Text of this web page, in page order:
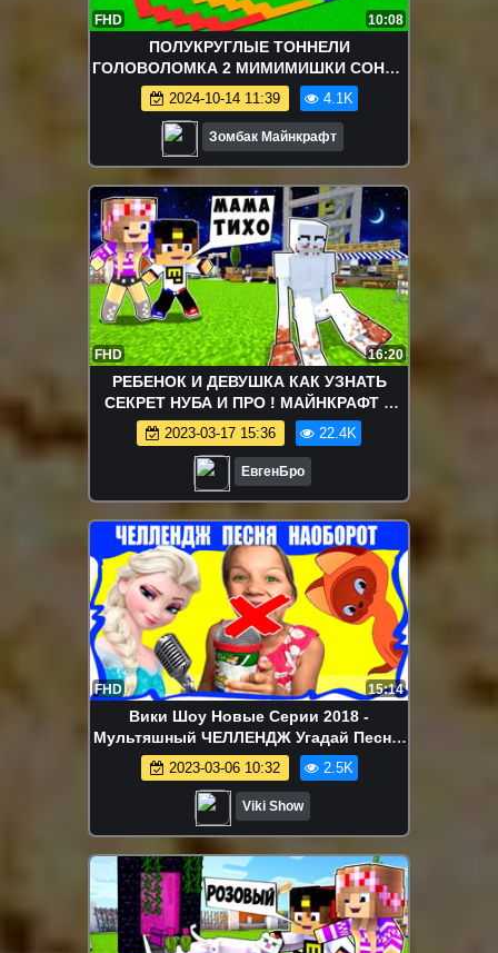
FHD 10:08
ПОЛУКРУГЛЫЕ ТОННЕЛИ
ГОЛОВОЛОМКА 2 МИМИМИШКИ СОНИК
ТЕЙПС В МАЙНКРАФТ ЗОМБАК
2024-10-14 11:39 4.1K
Зомбак Майнкрафт
FHD 16:20
РЕБЕНОК И ДЕВУШКА КАК УЗНАТЬ
СЕКРЕТ НУБА И ПРО ! МАЙНКРАФТ В
РЕАЛЬНОЙ ЖИЗНИ ВИДЕО ТРОЛЛИНГ
MINECRAFT
2023-03-17 15:36 22.4K
ЕвгенБро
FHD 15:14
Вики Шоу Новые Серии 2018 -
Мультяшный ЧЕЛЛЕНДЖ Угадай Песню
Наоборот из МУЛЬТФИЛЬМОВ
Холодное Сердце Зверополис / Вики
Шоу
2023-03-06 10:32 2.5K
Viki Show